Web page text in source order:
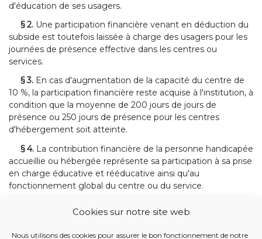
Cookies sur notre site web
Nous utilisons des cookies pour assurer le bon fonctionnement de notre
d'éducation de ses usagers.
§ 2. Une participation financière venant en déduction du
subside est toutefois laissée à charge des usagers pour les
journées de présence effective dans les centres ou
services.
§ 3. En cas d'augmentation de la capacité du centre de
10 %, la participation financière reste acquise à l'institution, à
condition que la moyenne de 200 jours de jours de
présence ou 250 jours de présence pour les centres
d'hébergement soit atteinte.
§ 4. La contribution financière de la personne handicapée
accueillie ou hébergée représente sa participation à sa prise
en charge éducative et rééducative ainsi qu'au
fonctionnement global du centre ou du service.
BANQUE DE DONNÉES JUSTEL